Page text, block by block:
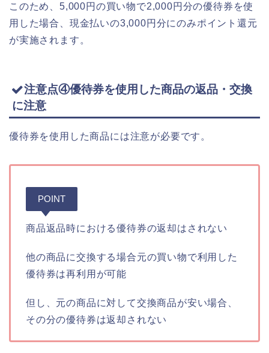
このため、5,000円の買い物で2,000円分の優待券を使
用した場合、現金払いの3,000円分にのみポイント還元
が実施されます。
注意点④優待券を使用した商品の返品・交換
に注意
優待券を使用した商品には注意が必要です。
POINT
商品返品時における優待券の返却はされない
他の商品に交換する場合元の買い物で利用した
優待券は再利用が可能
但し、元の商品に対して交換商品が安い場合、
その分の優待券は返却されない